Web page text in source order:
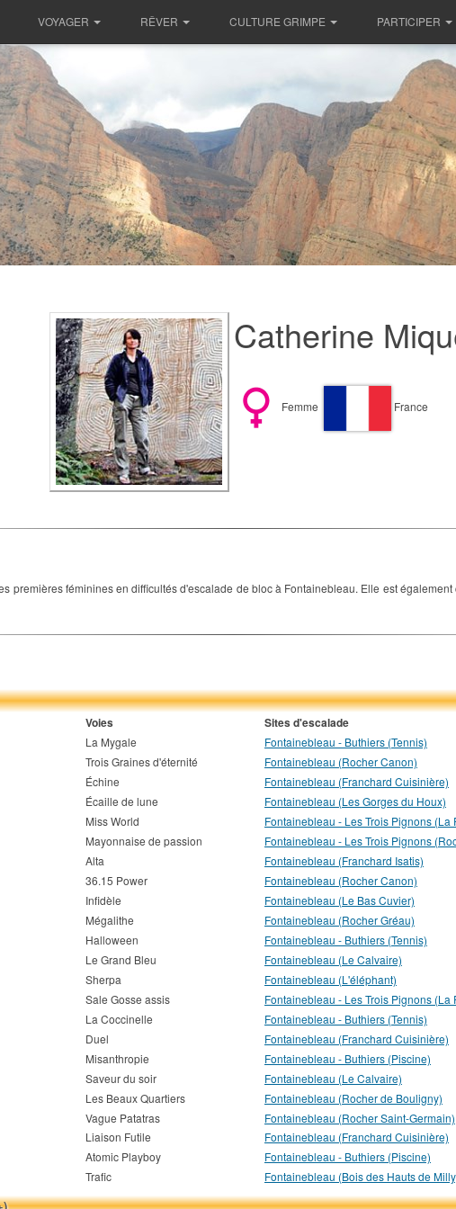
VOYAGER RÊVER CULTURE GRIMPE PARTICIPER
Catherine
Femme France
premières féminines en difficultés d'escalade de bloc à Fontainebleau. Elle est
Voies Sites d'escalade
La Mygale Fontainebleau - Buthiers (Tennis)
Trois Graines d'éternité Fontainebleau (Rocher Canon)
Échine Fontainebleau (Franchard Cuisinière)
Écaille de lune Fontainebleau (Les Gorges du Houx)
Miss World Fontainebleau - Les Trois Pignons (La
Mayonnaise de passion Fontainebleau - Les Trois Pignons
Alta Fontainebleau (Franchard Isatis)
36.15 Power Fontainebleau (Rocher Canon)
Infidèle Fontainebleau (Le Bas Cuvier)
Mégalithe Fontainebleau (Rocher Gréau)
Halloween Fontainebleau - Buthiers (Tennis)
Le Grand Bleu Fontainebleau (Le Calvaire)
Sherpa Fontainebleau (L'éléphant)
Sale Gosse assis Fontainebleau - Les Trois Pignons (La
La Coccinelle Fontainebleau - Buthiers (Tennis)
Duel Fontainebleau (Franchard Cuisinière)
Misanthropie Fontainebleau - Buthiers (Piscine)
Saveur du soir Fontainebleau (Le Calvaire)
Les Beaux Quartiers Fontainebleau (Rocher de Bouligny)
Vague Patatras Fontainebleau (Rocher Saint-Germain)
Liaison Futile Fontainebleau (Franchard Cuisinière)
Atomic Playboy Fontainebleau - Buthiers (Piscine)
Trafic Fontainebleau (Bois des Hauts de